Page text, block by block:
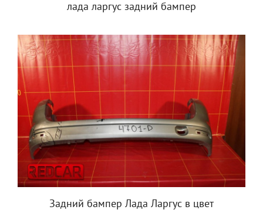
лада ларгус задний бампер
Задний бампер Лада Ларгус в цвет